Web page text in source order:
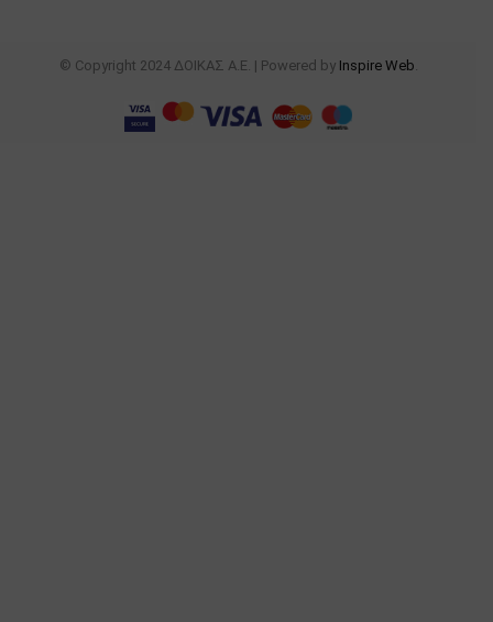
© Copyright 2024 ΔΟΙΚΑΣ Α.Ε. | Powered by Inspire Web.